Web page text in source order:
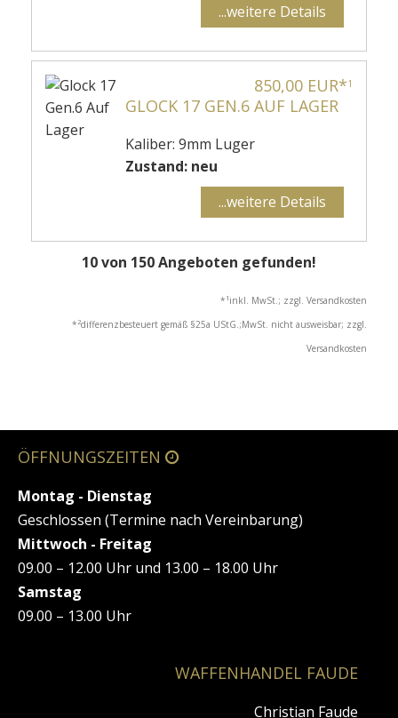
...weitere Details
850,00 EUR*1
GLOCK 17 GEN.6 AUF LAGER
Kaliber: 9mm Luger
Zustand: neu
...weitere Details
10 von 150 Angeboten gefunden!
* 1 inkl. MwSt.; zzgl. Versandkosten
*2differenzbesteuert gemäß §25a UStG.;MwSt. nicht ausweisbar; zzgl.
Versandkosten
ÖFFNUNGSZEITEN
Montag - Dienstag
Geschlossen (Termine nach Vereinbarung)
Mittwoch - Freitag
09.00 – 12.00 Uhr und 13.00 – 18.00 Uhr
Samstag
09.00 – 13.00 Uhr
WAFFENHANDEL FAUDE
Christian Faude